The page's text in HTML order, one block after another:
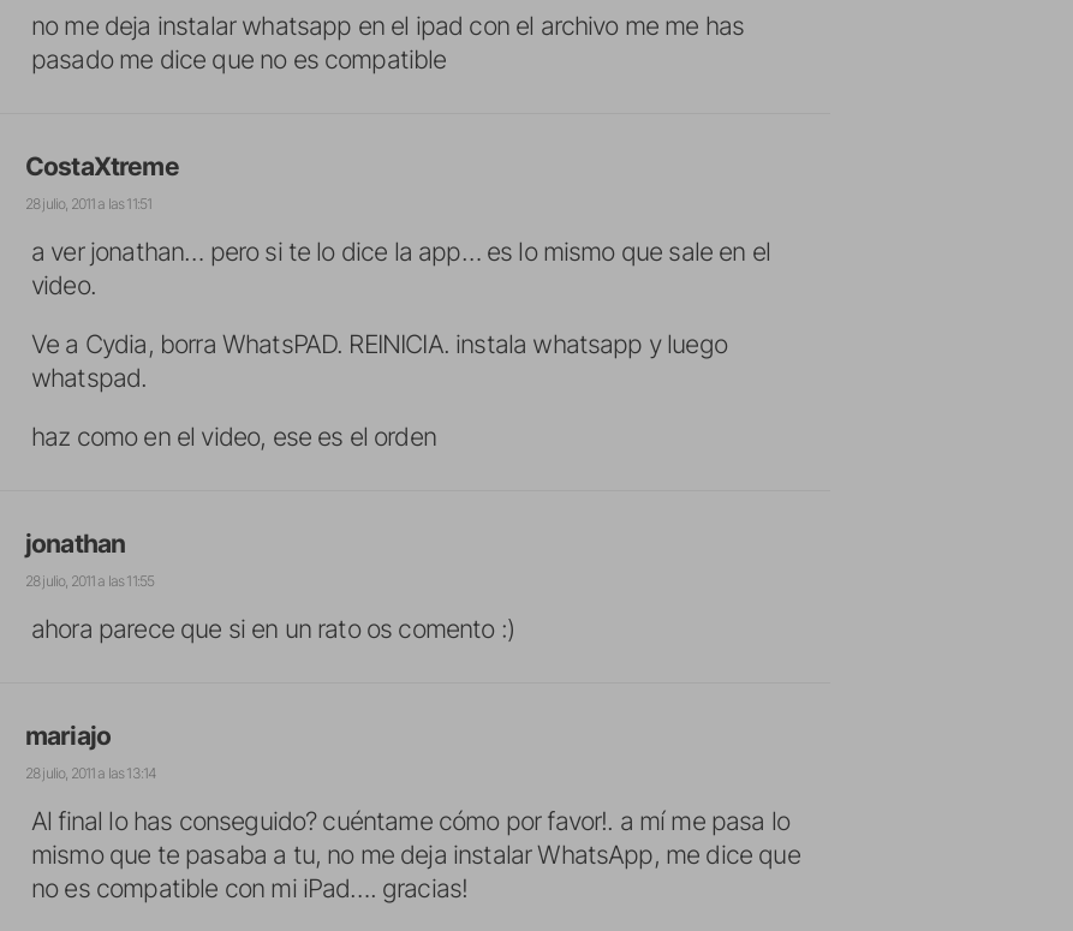
no me deja instalar whatsapp en el ipad con el archivo me me has
pasado me dice que no es compatible
CostaXtreme
28 julio, 2011 a las 11:51
a ver jonathan… pero si te lo dice la app… es lo mismo que sale en el
video.
Ve a Cydia, borra WhatsPAD. REINICIA. instala whatsapp y luego
whatspad.
haz como en el video, ese es el orden
jonathan
28 julio, 2011 a las 11:55
ahora parece que si en un rato os comento :)
mariajo
28 julio, 2011 a las 13:14
Al final lo has conseguido? cuéntame cómo por favor!. a mí me pasa lo
mismo que te pasaba a tu, no me deja instalar WhatsApp, me dice que
no es compatible con mi iPad…. gracias!